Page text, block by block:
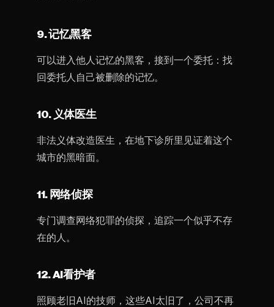
9. 记忆黑客
可以进入他人记忆的黑客，接到一个委托：找
回委托人自己被删除的记忆。
10. 义体医生
非法义体改造医生，在地下诊所里见证着这个
城市的黑暗面。
11. 网络侦探
专门调查网络犯罪的侦探，追踪一个似乎不存
在的人。
12. AI看护者
照顾老旧AI的技师，这些AI太旧了，公司不再